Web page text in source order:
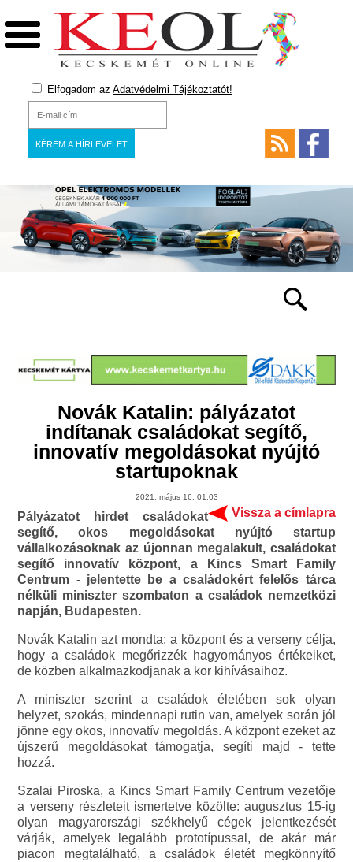
Elfogadom az Adatvédelmi Tájékoztatót!
Novák Katalin: pályázatot
indítanak családokat segítő,
innovatív megoldásokat nyújtó
startupoknak
2021. május 16. 01:03
Vissza a címlapra
Pályázatot hirdet családokat
segítő, okos megoldásokat nyújtó startup
vállalkozásoknak az újonnan megalakult, családokat
segítő innovatív központ, a Kincs Smart Family
Centrum - jelentette be a családokért felelős tárca
nélküli miniszter szombaton a családok nemzetközi
napján, Budapesten.
Novák Katalin azt mondta: a központ és a verseny célja,
hogy a családok megőrizzék hagyományos értékeiket,
de közben alkalmazkodjanak a kor kihívásaihoz.
A miniszter szerint a családok életében sok olyan
helyzet, szokás, mindennapi rutin van, amelyek során jól
jönne egy okos, innovatív megoldás. A központ ezeket az
újszerű megoldásokat támogatja, segíti majd - tette
hozzá.
Szalai Piroska, a Kincs Smart Family Centrum vezetője
a verseny részleteit ismertetve közölte: augusztus 15-ig
olyan magyarországi székhelyű cégek jelentkezését
várják, amelyek legalább prototípussal, de akár már
piacon megtalálható, a családok életét megkönnyítő